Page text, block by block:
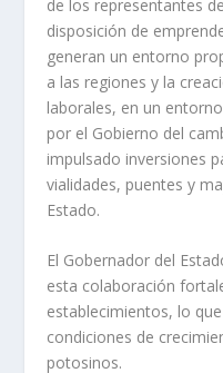
de los representantes
disposición de
generan un entorno
a las regiones y la
laborales, en un
por el Gobierno del
impulsado inversiones
vialidades, puentes y
Estado.
El Gobernador del
esta colaboración
establecimientos, lo
condiciones de
potosinos.